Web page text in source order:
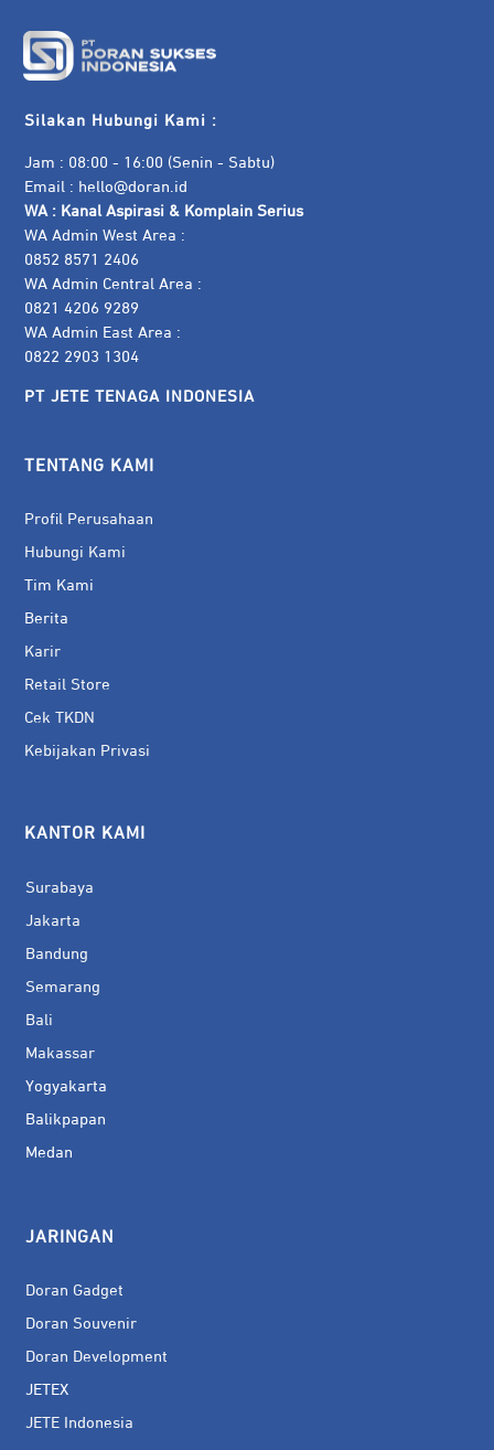
Silakan Hubungi Kami :
Jam : 08:00 - 16:00 (Senin - Sabtu)
Email : hello@doran.id
WA : Kanal Aspirasi & Komplain Serius
WA Admin West Area :
0852 8571 2406
WA Admin Central Area :
0821 4206 9289
WA Admin East Area :
0822 2903 1304
PT JETE TENAGA INDONESIA
TENTANG KAMI
Profil Perusahaan
Hubungi Kami
Tim Kami
Berita
Karir
Retail Store
Cek TKDN
Kebijakan Privasi
KANTOR KAMI
Surabaya
Jakarta
Bandung
Semarang
Bali
Makassar
Yogyakarta
Balikpapan
Medan
JARINGAN
Doran Gadget
Doran Souvenir
Doran Development
JETEX
JETE Indonesia